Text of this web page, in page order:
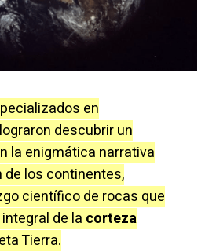
en
descubrir un
la enigmática narrativa
de los continentes,
científico de rocas que
de la corteza
Tierra.